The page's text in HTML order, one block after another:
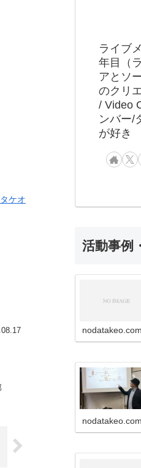
ケオ
ライブ
年目（
アとソ
のクリ
/ Video
ンバー/
が好き
活動事例
nodatakeo.com
nodatakeo.com